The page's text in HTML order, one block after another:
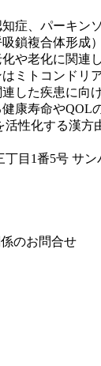
症、パーキ
鎖複合体形成
や老化に関連
ミトコンドリ
した疾患に向
康寿命やQOL
性化する漢方
⽬1番5号 サン
のお問合せ